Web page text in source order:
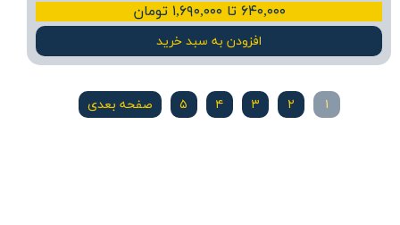
۶۴۰,۰۰۰ تا ۱,۶۹۰,۰۰۰ تومان
افزودن به سبد خرید
۱ ۲ ۳ ۴ ۵ صفحه بعدی